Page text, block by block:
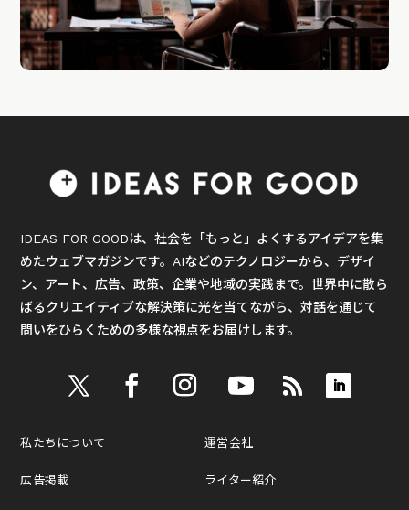
IDEAS FOR GOODは、社会を「もっと」よくするアイデアを集
めたウェブマガジンです。AIなどのテクノロジーから、デザイ
ン、アート、広告、政策、企業や地域の実践まで。世界中に散ら
ばるクリエイティブな解決策に光を当てながら、対話を通じて
問いをひらくための多様な視点をお届けします。
私たちについて
広告掲載
運営会社
ライター紹介